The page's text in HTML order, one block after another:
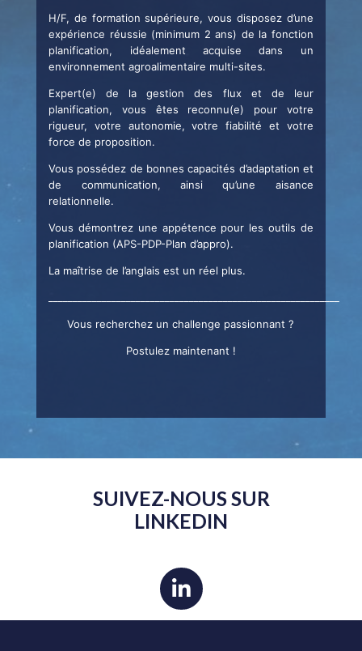
H/F, de formation supérieure, vous disposez d’une
expérience réussie (minimum 2 ans) de la fonction
planification, idéalement acquise dans un
environnement agroalimentaire multi-sites.
Expert(e) de la gestion des flux et de leur
planification, vous êtes reconnu(e) pour votre
rigueur, votre autonomie, votre fiabilité et votre
force de proposition.
Vous possédez de bonnes capacités d’adaptation et
de communication, ainsi qu’une aisance
relationnelle.
Vous démontrez une appétence pour les outils de
planification (APS-PDP-Plan d’appro).
La maîtrise de l’anglais est un réel plus.
Vous recherchez un challenge passionnant ?
Postulez maintenant !
SUIVEZ-NOUS SUR
LINKEDIN